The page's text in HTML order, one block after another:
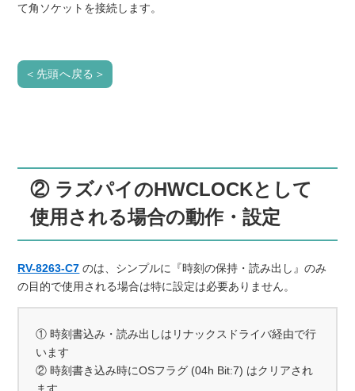
て角ソケットを接続します。
＜先頭へ戻る＞
② ラズパイのHWCLOCKとして
使用される場合の動作・設定
RV-8263-C7 のは、シンプルに『時刻の保持・読み出し』のみ
の目的で使用される場合は特に設定は必要ありません。
① 時刻書込み・読み出しはリナックスドライバ経由で行
います
② 時刻書き込み時にOSフラグ (04h Bit:7) はクリアされ